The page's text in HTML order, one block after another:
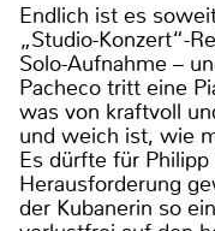
Endlich ist es
„Studio-Konzert“-
Solo-Aufnahme –
Pacheco tritt eine
was von kraftvoll
und weich ist, wie
Es dürfte für
Herausforderung
der Kubanerin so